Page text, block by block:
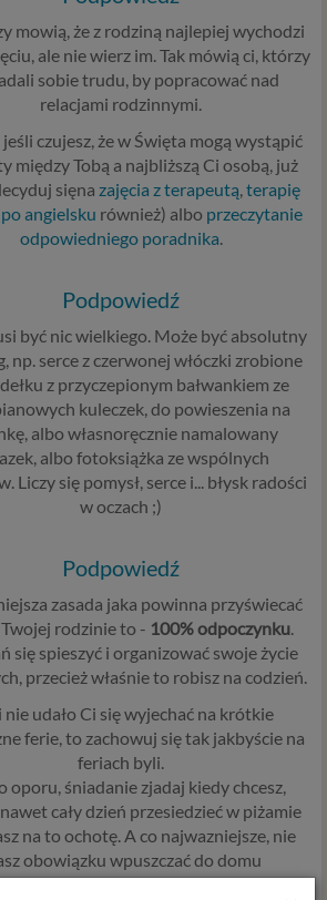
mowią, że z rodziną najlepiej wychodzi
ale nie wierz im. Tak mówią ci, którzy
sobie trudu, by popracować nad
relacjami rodzinnymi.
czujesz, że w Święta mogą wystąpić
między Tobą a najbliższą Ci osobą, już
sięna zajęcia z terapeutą,terapię
po angielsku również) albo przeczytanie
odpowiedniego poradnika.
Podpowiedź
być nic wielkiego. Może być absolutny
np. serce z czerwonej włóczki zrobione
z przyczepionym bałwankiem ze
kuleczek, do powieszenia na
albo własnoręcznie namalowany
albo fotoksiążka ze wspólnych
Liczy się pomysł, serce i... błysk radości
w oczach ;)
Podpowiedź
zasada jaka powinna przyświecać
rodzinie to - 100% odpoczynku.
się spieszyć i organizować swoje życie
przecież właśnie to robisz na codzień.
nie udało Ci się wyjechać na krótkie
ferie, to zachowuj się tak jakbyście na
feriach byli.
oporu, śniadanie zjadaj kiedy chcesz,
cały dzień przesiedzieć w piżamie
na to ochotę. A co najwazniejsze, nie
obowiązku wpuszczać do domu
niezapowiedzianych gości.